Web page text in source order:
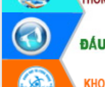
Đắk Lắk: Tôn vinh 46 giải pháp tại Hội
thi Sáng tạo Kỹ thuật 2024 - 2025
Đắk Lắk rà soát, điều chỉnh Đề án 190
về phát triển nuôi trồng thủy sản
Phó Chủ tịch UBND tỉnh Đắk Lắk
Trương Công Thái kiểm tra thực địa
Dự án cao tốc Khánh Hòa - Buôn Ma
Thuột